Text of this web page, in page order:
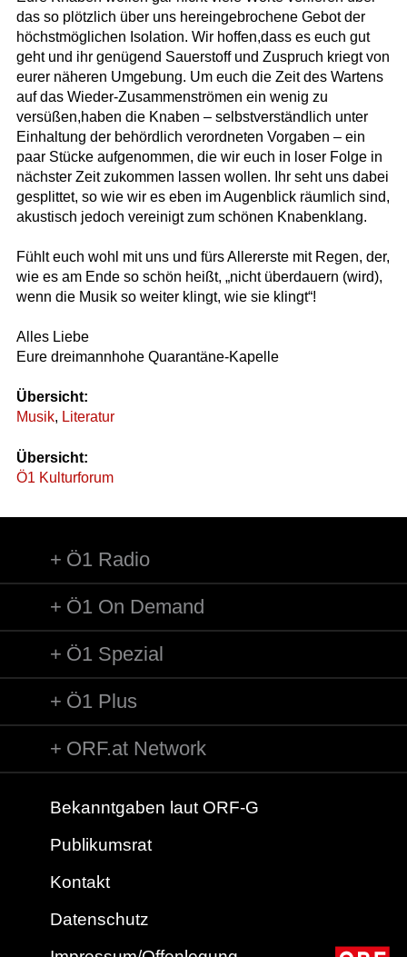
das so plötzlich über uns hereingebrochene Gebot der
höchstmöglichen Isolation. Wir hoffen,dass es euch gut
geht und ihr genügend Sauerstoff und Zuspruch kriegt von
eurer näheren Umgebung. Um euch die Zeit des Wartens
auf das Wieder-Zusammenströmen ein wenig zu
versüßen,haben die Knaben – selbstverständlich unter
Einhaltung der behördlich verordneten Vorgaben – ein
paar Stücke aufgenommen, die wir euch in loser Folge in
nächster Zeit zukommen lassen wollen. Ihr seht uns dabei
gesplittet, so wie wir es eben im Augenblick räumlich sind,
akustisch jedoch vereinigt zum schönen Knabenklang.
Fühlt euch wohl mit uns und fürs Allererste mit Regen, der,
wie es am Ende so schön heißt, „nicht überdauern (wird),
wenn die Musik so weiter klingt, wie sie klingt“!
Alles Liebe
Eure dreimannhohe Quarantäne-Kapelle
Übersicht:
Musik, Literatur
Übersicht:
Ö1 Kulturforum
Ö1 Radio
Ö1 On Demand
Ö1 Spezial
Ö1 Plus
ORF.at Network
Bekanntgaben laut ORF-G
Publikumsrat
Kontakt
Datenschutz